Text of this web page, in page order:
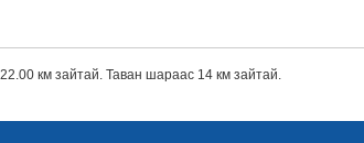
км зайтай. Таван шараас 14 км зайтай.